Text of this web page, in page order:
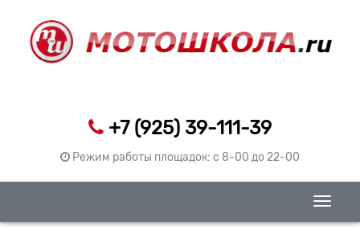
+7 (925) 39-111-39
Режим работы площадок: c 8-00 до 22-00
Toggle